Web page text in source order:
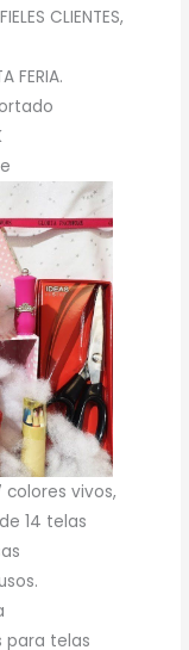
CLIENTES,
FERIA.
vivos,
14 telas
para telas